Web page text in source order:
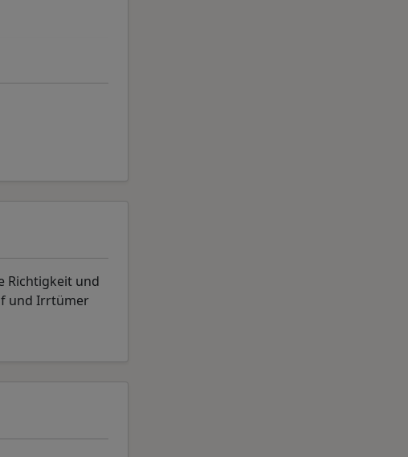
Richtigkeit und
und Irrtümer